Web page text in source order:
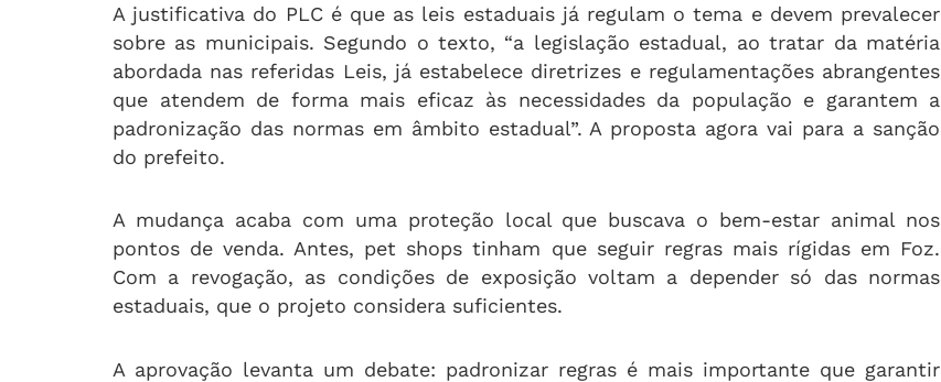
A justificativa do PLC é que as leis estaduais já regulam o tema e devem prevalecer
sobre as municipais. Segundo o texto, “a legislação estadual, ao tratar da matéria
abordada nas referidas Leis, já estabelece diretrizes e regulamentações abrangentes
que atendem de forma mais eficaz às necessidades da população e garantem a
padronização das normas em âmbito estadual”. A proposta agora vai para a sanção
do prefeito.
A mudança acaba com uma proteção local que buscava o bem-estar animal nos
pontos de venda. Antes, pet shops tinham que seguir regras mais rígidas em Foz.
Com a revogação, as condições de exposição voltam a depender só das normas
estaduais, que o projeto considera suficientes.
A aprovação levanta um debate: padronizar regras é mais importante que garantir